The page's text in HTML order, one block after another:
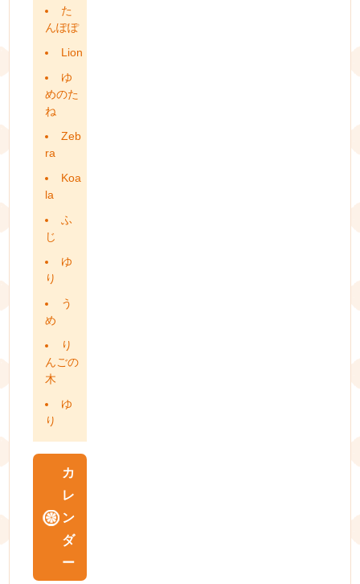
た
んぽぽ
Lion
ゆ
めのた
ね
Zeb
ra
Koa
la
ふ
じ
ゆ
り
う
め
り
んごの
木
ゆ
り
カ
レ
ン
ダ
ー